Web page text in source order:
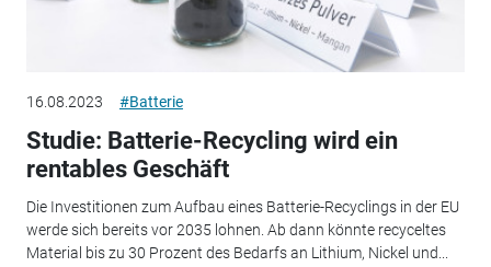
16.08.2023 #Batterie
Studie: Batterie-Recycling wird ein
rentables Geschäft
Die Investitionen zum Aufbau eines Batterie-Recyclings in der EU
werde sich bereits vor 2035 lohnen. Ab dann könnte recyceltes
Material bis zu 30 Prozent des Bedarfs an Lithium, Nickel und...